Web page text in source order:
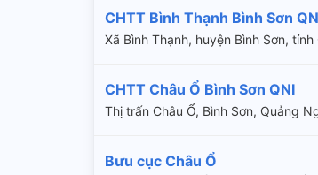
CHTT Bình Thạnh Bình Sơn
Xã Bình Thạnh, huyện Bình Sơn,
CHTT Châu Ổ Bình Sơn QNI
Thị trấn Châu Ổ, Bình Sơn, Quảng
Bưu cục Châu Ổ